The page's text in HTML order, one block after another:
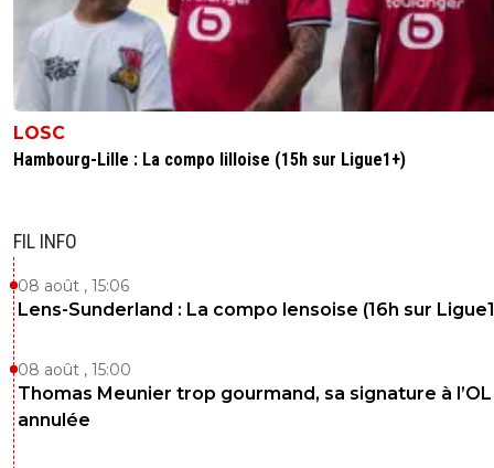
LOSC
Hambourg-Lille : La compo lilloise (15h sur Ligue1+)
FIL INFO
08 août , 15:06
Lens-Sunderland : La compo lensoise (16h sur
08 août , 15:00
Thomas Meunier trop gourmand, sa signature à l’OL
annulée